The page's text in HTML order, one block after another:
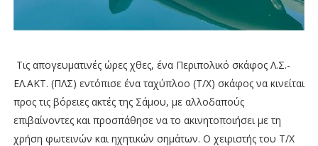
Τις απογευματινές ώρες χθες, ένα Περιπολικό σκάφος Λ.Σ.-
ΕΛ.ΑΚΤ. (ΠΛΣ) εντόπισε ένα ταχύπλοο (Τ/Χ) σκάφος να κινείται
προς τις βόρειες ακτές της Σάμου, με αλλοδαπούς
επιβαίνοντες και προσπάθησε να το ακινητοποιήσει με τη
χρήση φωτεινών και ηχητικών σημάτων. Ο χειριστής του Τ/Χ